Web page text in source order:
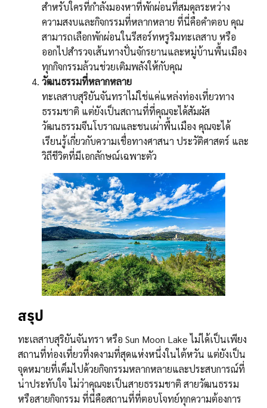
สำหรับใครที่กำลังมองหาที่พักผ่อนที่สมดุลระหว่าง
ความสงบและกิจกรรมที่หลากหลาย ที่นี่คือคำตอบ คุณ
สามารถเลือกพักผ่อนในรีสอร์ทหรูริมทะเลสาบ หรือ
ออกไปสำรวจเส้นทางปั่นจักรยานและหมู่บ้านพื้นเมือง
ทุกกิจกรรมล้วนช่วยเติมพลังให้กับคุณ
วัฒนธรรมที่หลากหลาย
ทะเลสาบสุริยันจันทราไม่ใช่แค่แหล่งท่องเที่ยวทาง
ธรรมชาติ แต่ยังเป็นสถานที่ที่คุณจะได้สัมผัส
วัฒนธรรมจีนโบราณและชนเผ่าพื้นเมือง คุณจะได้
เรียนรู้เกี่ยวกับความเชื่อทางศาสนา ประวัติศาสตร์ และ
วิถีชีวิตที่มีเอกลักษณ์เฉพาะตัว
สรุป
ทะเลสาบสุริยันจันทรา หรือ Sun Moon Lake ไม่ได้เป็นเพียง
สถานที่ท่องเที่ยวที่งดงามที่สุดแห่งหนึ่งในไต้หวัน แต่ยังเป็น
จุดหมายที่เต็มไปด้วยกิจกรรมหลากหลายและประสบการณ์ที่
น่าประทับใจ ไม่ว่าคุณจะเป็นสายธรรมชาติ สายวัฒนธรรม
หรือสายกิจกรรม ที่นี่คือสถานที่ที่ตอบโจทย์ทุกความต้องการ